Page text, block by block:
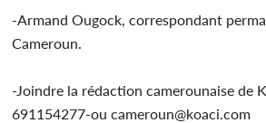
-Armand Ougock, correspondant
Cameroun.
-Joindre la rédaction camerounaise de
691154277-ou cameroun@koaci.com